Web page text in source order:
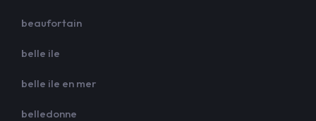
beaufortain
belle ile
belle ile en mer
belledonne